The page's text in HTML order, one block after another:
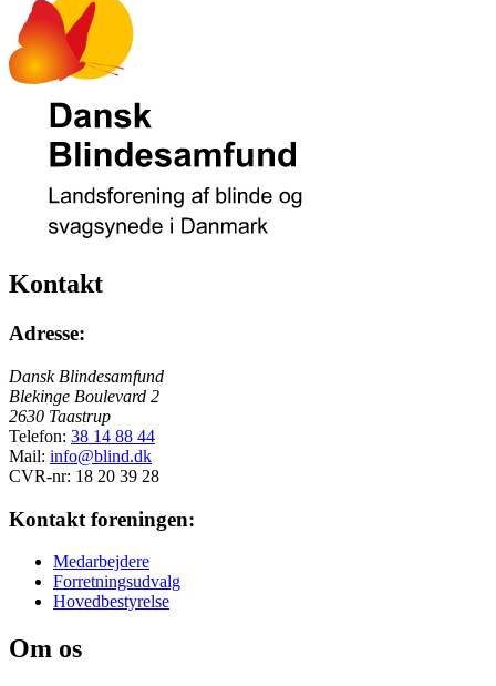
Kontakt
Adresse:
Dansk Blindesamfund
Blekinge Boulevard 2
2630 Taastrup
Telefon: 38 14 88 44
Mail: info@blind.dk
CVR-nr: 18 20 39 28
Kontakt foreningen:
Medarbejdere
Forretningsudvalg
Hovedbestyrelse
Om os